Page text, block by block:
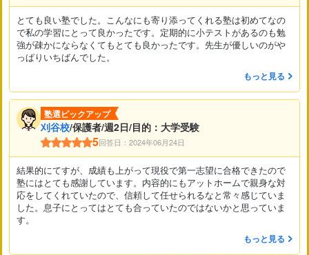
とても良い塾でした。こんなにも寄り添ってくれる塾は初めてなの
で私の学習にとって良かったです。定期的に小テストがあるのも勉
強が疎かにならなくてもとても良かったです。先生が優しいのがや
っぱりいちばんでした。
もっと見る
塾選ピックアップ
刈谷校/保護者/週2日/目的：大学受験
5回答日：2024年06月24日
結果的にてすが、成績も上がって現役で第一志望に合格できたので
塾にはとても感謝しています。内容的にもアットホームで親身な対
応をしてくれていたので、信頼して任せられるなと常々感じていま
した。息子にとってはとても合っていたのではないかと思っていま
す。
もっと見る